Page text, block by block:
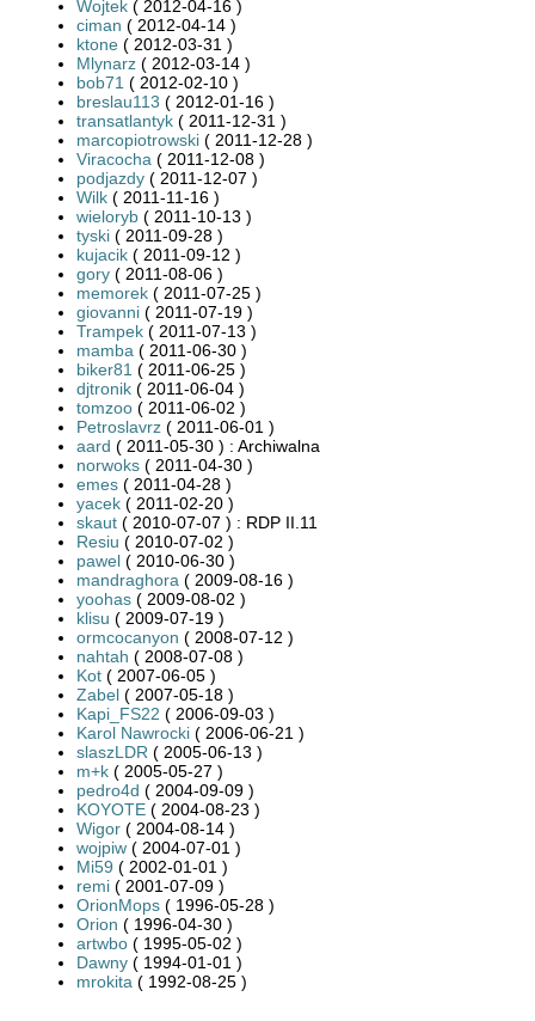
Wojtek ( 2012-04-16 )
ciman ( 2012-04-14 )
ktone ( 2012-03-31 )
Mlynarz ( 2012-03-14 )
bob71 ( 2012-02-10 )
breslau113 ( 2012-01-16 )
transatlantyk ( 2011-12-31 )
marcopiotrowski ( 2011-12-28 )
Viracocha ( 2011-12-08 )
podjazdy ( 2011-12-07 )
Wilk ( 2011-11-16 )
wieloryb ( 2011-10-13 )
tyski ( 2011-09-28 )
kujacik ( 2011-09-12 )
gory ( 2011-08-06 )
memorek ( 2011-07-25 )
giovanni ( 2011-07-19 )
Trampek ( 2011-07-13 )
mamba ( 2011-06-30 )
biker81 ( 2011-06-25 )
djtronik ( 2011-06-04 )
tomzoo ( 2011-06-02 )
Petroslavrz ( 2011-06-01 )
aard ( 2011-05-30 ) : Archiwalna
norwoks ( 2011-04-30 )
emes ( 2011-04-28 )
yacek ( 2011-02-20 )
skaut ( 2010-07-07 ) : RDP II.11
Resiu ( 2010-07-02 )
pawel ( 2010-06-30 )
mandraghora ( 2009-08-16 )
yoohas ( 2009-08-02 )
klisu ( 2009-07-19 )
ormcocanyon ( 2008-07-12 )
nahtah ( 2008-07-08 )
Kot ( 2007-06-05 )
Zabel ( 2007-05-18 )
Kapi_FS22 ( 2006-09-03 )
Karol Nawrocki ( 2006-06-21 )
slaszLDR ( 2005-06-13 )
m+k ( 2005-05-27 )
pedro4d ( 2004-09-09 )
KOYOTE ( 2004-08-23 )
Wigor ( 2004-08-14 )
wojpiw ( 2004-07-01 )
Mi59 ( 2002-01-01 )
remi ( 2001-07-09 )
OrionMops ( 1996-05-28 )
Orion ( 1996-04-30 )
artwbo ( 1995-05-02 )
Dawny ( 1994-01-01 )
mrokita ( 1992-08-25 )